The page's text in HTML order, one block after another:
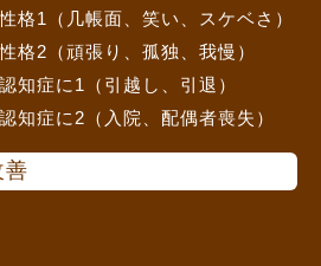
格1（几帳面、笑い、スケベさ）
格2（頑張り、孤独、我慢）
知症に1（引越し、引退）
知症に2（入院、配偶者喪失）
善